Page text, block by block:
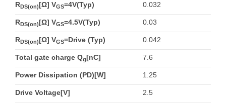
RDS(on)[Ω] VGS=4V(Typ) 0.032
RDS(on)[Ω] VGS=4.5V(Typ) 0.03
RDS(on)[Ω] VGS=Drive (Typ) 0.042
Total gate charge Qg[nC] 7.6
Power Dissipation (PD)[W] 1.25
Drive Voltage[V] 2.5